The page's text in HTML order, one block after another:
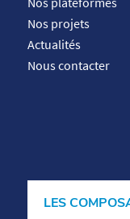
Nos projets
Actualités
Nous contacter
LES